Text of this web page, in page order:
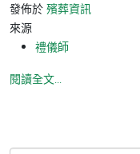
發佈於 殯葬資訊
來源
禮儀師
閱讀全文...